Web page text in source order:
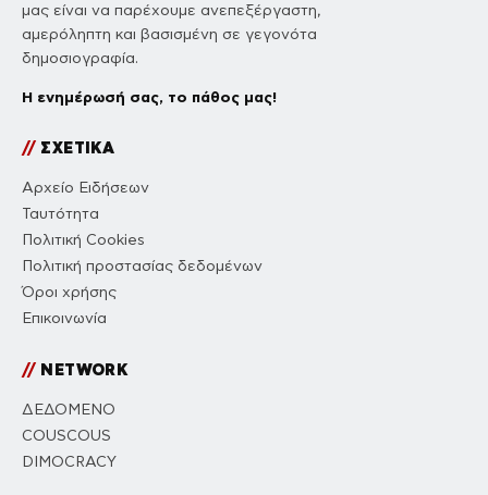
μας είναι να παρέχουμε ανεπεξέργαστη,
αμερόληπτη και βασισμένη σε γεγονότα
δημοσιογραφία.
Η ενημέρωσή σας, το πάθος μας!
//ΣΧΕΤΙΚΑ
Αρχείο Ειδήσεων
Ταυτότητα
Πολιτική Cookies
Πολιτική προστασίας δεδομένων
Όροι χρήσης
Επικοινωνία
//NETWORK
ΔΕΔΟΜΕΝΟ
COUSCOUS
DIMOCRACY